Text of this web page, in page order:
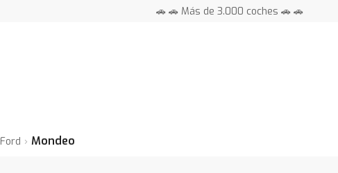
🚗 🚗 Más de 3.000 coches 🚗 🚗
Ford Mondeo